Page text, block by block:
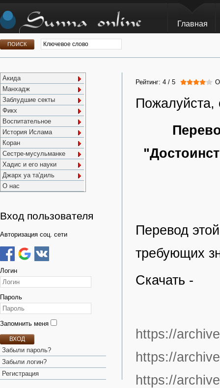
Главная
Акида
Манхадж
Заблудшие секты
Фикх
Воспитательное
История Ислама
Коран
Сестре-мусульманке
Хадис и его науки
Джарх уа та'диль
О нас
Вход пользователя
Авторизация соц. сети
Логин
Пароль
Запомнить меня
ВХОД
Забыли пароль?
Забыли логин?
Регистрация
Рейтинг: 4 / 5
Пожалуйста,
Перевод
требующих
Скачать -
https://
https://
https://